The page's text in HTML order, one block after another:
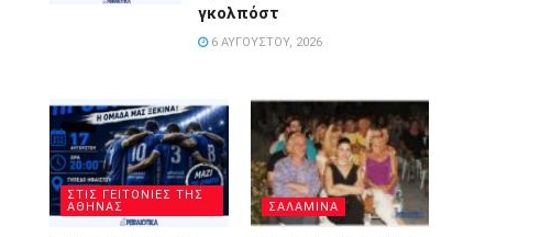
γκολπόστ
6 ΑΥΓΟΎΣΤΟΥ, 2026
ΣΤΙΣ ΓΕΙΤΟΝΙΕΣ ΤΗΣ
ΑΘΗΝΑΣ
ΣΑΛΑΜΙΝΑ